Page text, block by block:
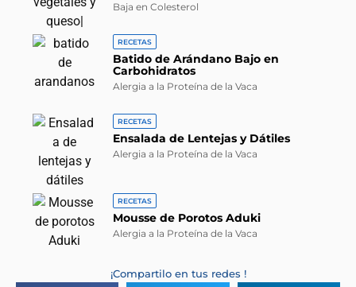
Baja en Colesterol
RECETAS
Batido de Arándano Bajo en
Carbohidratos
Alergia a la Proteína de la Vaca
RECETAS
Ensalada de Lentejas y Dátiles
Alergia a la Proteína de la Vaca
RECETAS
Mousse de Porotos Aduki
Alergia a la Proteína de la Vaca
¡Compartilo en tus redes !